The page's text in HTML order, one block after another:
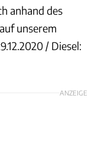
anhand des
unserem
/ Diesel:
ANZEIGE